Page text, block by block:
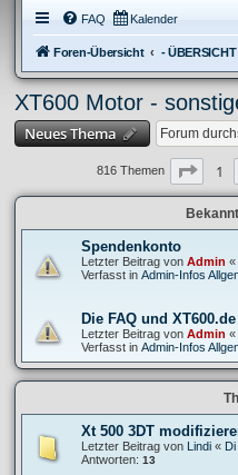
FAQ Kalender
Foren-Übersicht
XT600 Motor -
Neues Thema
816 Themen Seite
1
Spendenkonto
Letzter Beitrag von Admin «
Verfasst in Admin-Infos
Die FAQ und
Letzter Beitrag von Admin «
Verfasst in Admin-Infos
Xt 500 3DT
Letzter Beitrag von Lindi «
Antworten: 13